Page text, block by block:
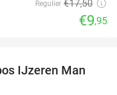
Regulier €17,50
€9,95
29%
IJzeren Man